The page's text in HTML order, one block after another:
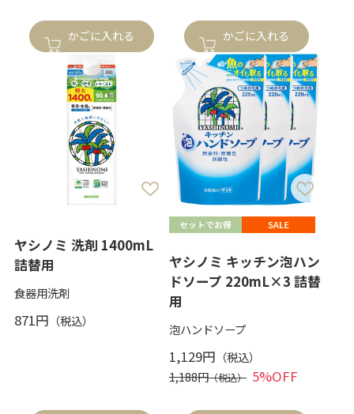
かごに入れる かごに入れる
ヤシノミ 洗剤 1400mL
詰替用
食器用洗剤
871円
ヤシノミ キッチン泡ハン
ドソープ 220mL×3 詰替
用
泡ハンドソープ
1,129円
1,188円 5%OFF